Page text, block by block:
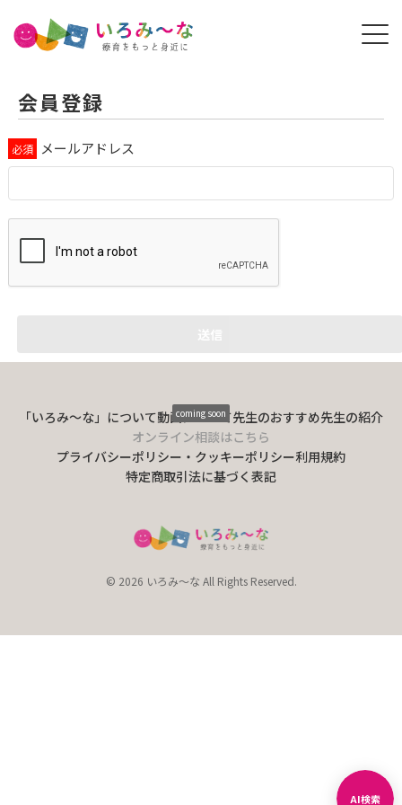
会員登録
メールアドレス
「いろみ〜な」について動画について先生のおすすめ先生の紹介
オンライン相談はこちら
coming soon
プライバシーポリシー・クッキーポリシー利用規約
特定商取引法に基づく表記
© 2026 いろみ～な All Rights Reserved.
AI検索